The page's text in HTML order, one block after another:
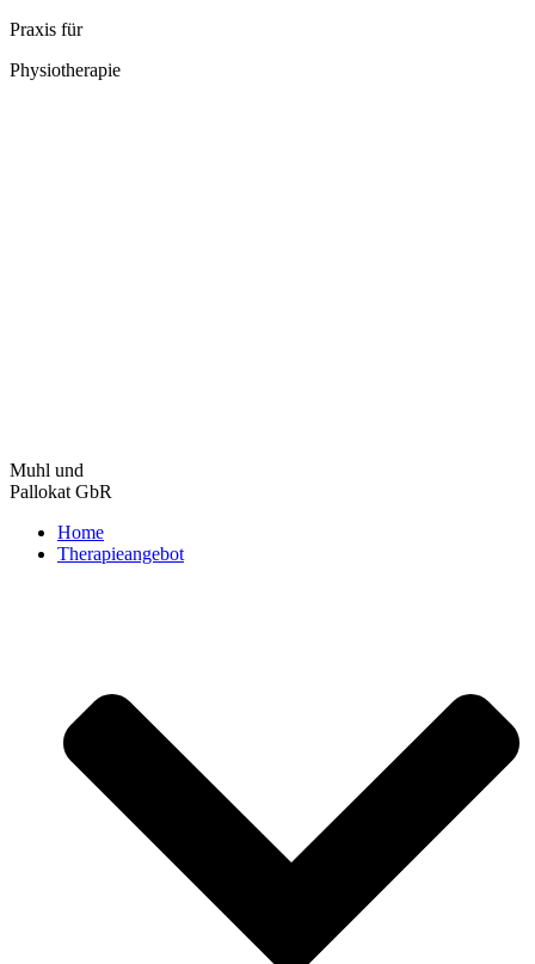
Zum
springen
Praxis für
Physiotherapie
Muhl und
Pallokat GbR
Home
Therapieangebot